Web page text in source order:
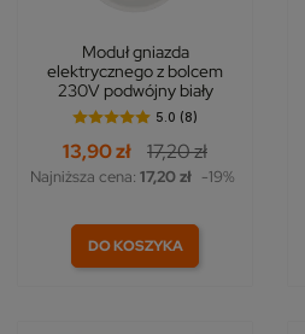
Moduł gniazda
elektrycznego z bolcem
230V podwójny biały
5.0 (8)
13,90 zł 17,20 zł
Najniższa cena: 17,20 zł -19%
DO KOSZYKA